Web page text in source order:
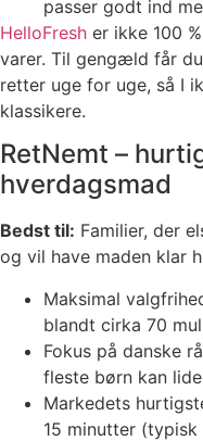
passer godt ind
HelloFresh er ikke 100 %
varer. Til gengæld får
retter uge for uge, så I
klassikere.
RetNemt –
hverdagsmad
Bedst til: Familier, der
og vil have maden klar
Maksimal
blandt cirka 70
Fokus på danske
fleste børn kan
Markedets
15 minutter (typisk